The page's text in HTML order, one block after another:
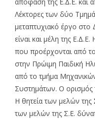
Λέκτορες των δύο
μεταπτυχιακό έργο
είναι και μέλη της
που προέρχονται από
στην Πρώιμη Παιδική
από το τμήμα
Συστημάτων. Ο ορισμός
Η θητεία των μελών της
των μελών της Σ.Ε.